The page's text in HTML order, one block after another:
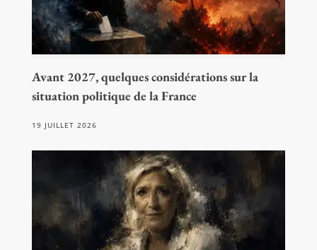
Avant 2027, quelques considérations sur la
situation politique de la France
19 JUILLET 2026